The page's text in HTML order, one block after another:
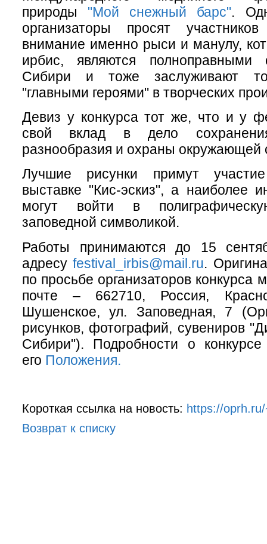
природы "Мой снежный барс".
организаторы просят
внимание именно рыси и манулу,
ирбис, являются полноправными
Сибири и тоже заслуживают
"главными героями" в творческих
Девиз у конкурса тот же, что и у
свой вклад в дело сохранения
разнообразия и охраны окружающей
Лучшие рисунки примут
выставке "Кис-эскиз", а наиболее
могут войти в
заповедной символикой.
Работы принимаются до 15
адресуfestival_irbis@mail.ru.
по просьбе организаторов конкурса
почте – 662710, Россия,
Шушенское, ул. Заповедная, 7
рисунков, фотографий, сувениров
Сибири"). Подробности о
его Положения.
Короткая ссылка на новость: https://
Возврат к списку